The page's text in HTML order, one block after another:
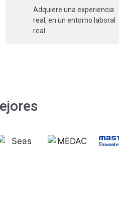
Adquiere una experiencia
real, en un entorno laboral
real.